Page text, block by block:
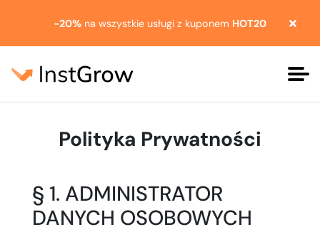
-20% na wszystkie usługi z kuponem HOT20
Polityka Prywatności
§ 1. ADMINISTRATOR
DANYCH OSOBOWYCH